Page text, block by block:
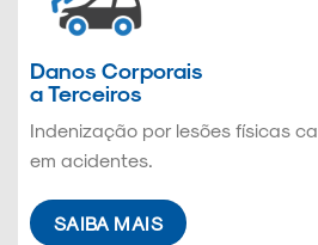
Danos Corporais
a Terceiros
Indenização por lesões físicas
em acidentes.
SAIBA MAIS